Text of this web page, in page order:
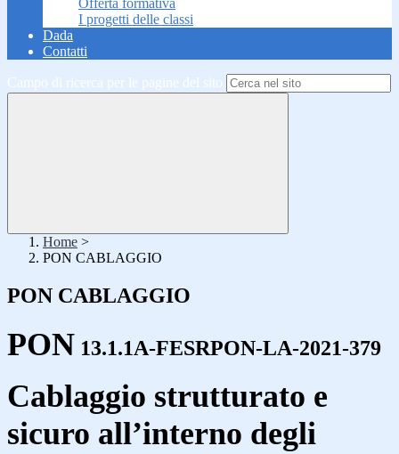
Offerta formativa
I progetti delle classi
Dada
Contatti
Campo di ricerca per le pagine del sito
Home >
PON CABLAGGIO
PON CABLAGGIO
PON 13.1.1A-FESRPON-LA-2021-379
Cablaggio strutturato e
sicuro all’interno degli